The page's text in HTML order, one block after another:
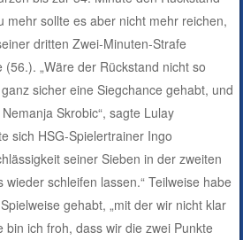
mehr sollte es aber nicht mehr reichen,
dritten Zwei-Minuten-Strafe
„Wäre der Rückstand nicht so
sicher eine Siegchance gehabt, und
Skrobic“, sagte Lulay
sich HSG-Spielertrainer Ingo
seiner Sieben in der zweiten
wieder schleifen lassen.“ Teilweise habe
gehabt, „mit der wir nicht klar
bin ich froh, dass wir die zwei Punkte